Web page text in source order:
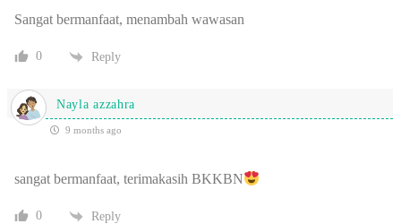
Sangat bermanfaat, menambah wawasan
0 Reply
Nayla azzahra
9 months ago
sangat bermanfaat, terimakasih BKKBN
0 Reply